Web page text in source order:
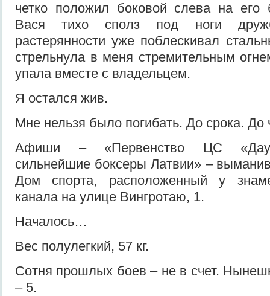
четко положил боковой слева на его
Вася тихо сполз под ноги
растерянности уже поблескивал
стрельнула в меня стремительным
упала вместе с владельцем.
Я остался жив.
Мне нельзя было погибать. До срока. До
Афиши – «Первенство ЦС
сильнейшие боксеры Латвии» –
Дом спорта, расположенный у
канала на улице Вингротаю, 1.
Началось…
Вес полулегкий, 57 кг.
Сотня прошлых боев – не в счет.
– 5.